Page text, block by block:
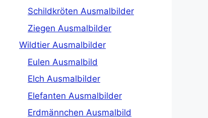
Schildkröten Ausmalbilder
Ziegen Ausmalbilder
Wildtier Ausmalbilder
Eulen Ausmalbild
Elch Ausmalbilder
Elefanten Ausmalbilder
Erdmännchen Ausmalbild